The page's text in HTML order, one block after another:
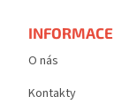
INFORMACE
O nás
Kontakty